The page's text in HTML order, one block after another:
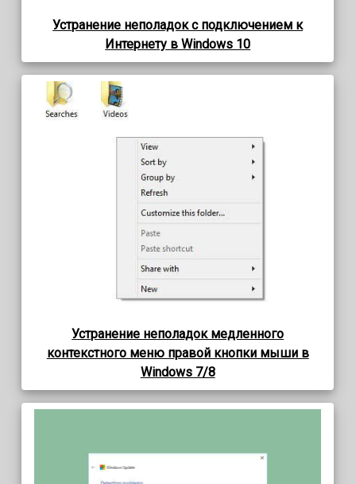
Устранение неполадок с подключением к
Интернету в Windows 10
Устранение неполадок медленного
контекстного меню правой кнопки мыши в
Windows 7/8